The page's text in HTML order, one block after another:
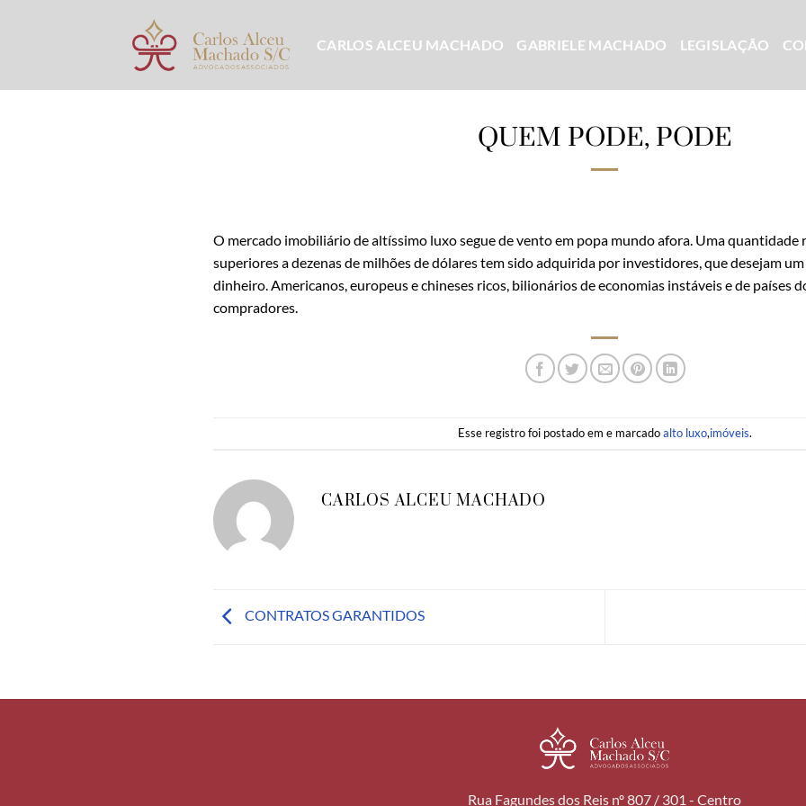
CARLOS ALCEU MACHADO GABRIELE MACHADO LEGISLAÇÃO
QUEM PODE, PODE
O mercado imobiliário de altíssimo luxo segue de vento em popa mundo afora. Uma quantidade
superiores a dezenas de milhões de dólares tem sido adquirida por investidores, que desejam
dinheiro. Americanos, europeus e chineses ricos, bilionários de economias instáveis e de países
compradores.
Esse registro foi postado em e marcadoalto luxo,imóveis.
CARLOS ALCEU MACHADO
CONTRATOS GARANTIDOS
Rua Fagundes dos Reis nº 807 / 301 - Centro